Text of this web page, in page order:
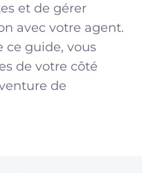
et de gérer
avec votre agent.
ce guide, vous
de votre côté
de